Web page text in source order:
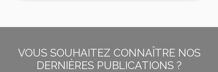
VOUS SOUHAITEZ CONNAÎTRE NOS
DERNIÈRES PUBLICATIONS ?